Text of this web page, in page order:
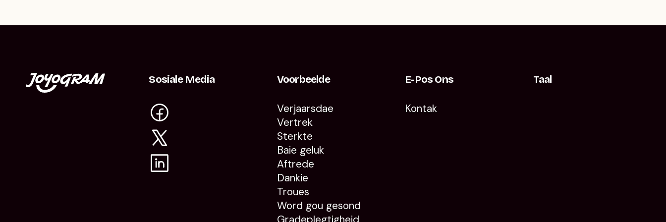
Sosiale Media Voorbeelde
Verjaarsdae
Vertrek
Sterkte
Baie geluk
Aftrede
Dankie
Troues
Word gou gesond
E-Pos Ons
Kontak
Taal